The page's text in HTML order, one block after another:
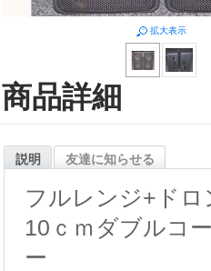
拡大表示
商品詳細
説明 友達に知らせる
フルレンジ+ドロ
10ｃｍダブルコ
ー